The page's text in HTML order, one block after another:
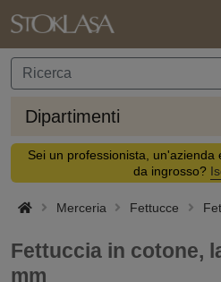
Dipartimenti
Sei un professionista, un'azienda
da ingrosso?
Merceria Fettucce
Fettuccia in cotone,
mm